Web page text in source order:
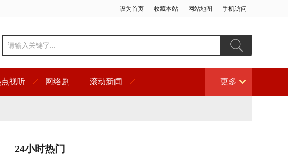
设为首页 收藏本站 网站地图 手机访问
视听 网络剧 滚动新闻 更多
24小时热门